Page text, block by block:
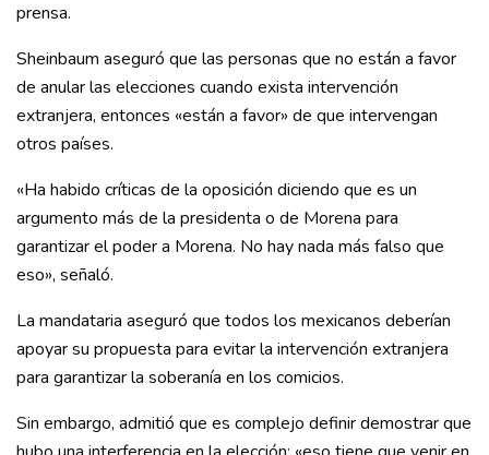
prensa.
Sheinbaum aseguró que las personas que no están a favor
de anular las elecciones cuando exista intervención
extranjera, entonces «están a favor» de que intervengan
otros países.
«Ha habido críticas de la oposición diciendo que es un
argumento más de la presidenta o de Morena para
garantizar el poder a Morena. No hay nada más falso que
eso», señaló.
La mandataria aseguró que todos los mexicanos deberían
apoyar su propuesta para evitar la intervención extranjera
para garantizar la soberanía en los comicios.
Sin embargo, admitió que es complejo definir demostrar que